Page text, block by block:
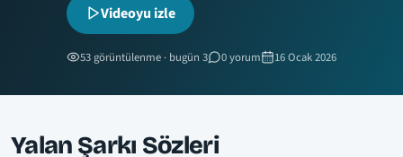
Videoyu izle
53 görüntülenme · bugün 3 0 yorum 16 Ocak 2026
Yalan Şarkı Sözleri